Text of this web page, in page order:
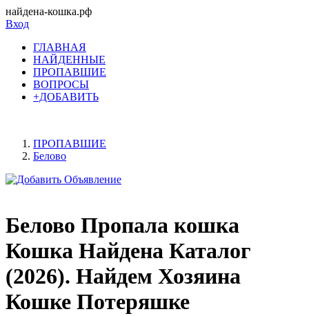
найдена-кошка.рф
Вход
ГЛАВНАЯ
НАЙДЕННЫЕ
ПРОПАВШИЕ
ВОПРОСЫ
+ДОБАВИТЬ
ПРОПАВШИЕ
Белово
Белово Пропала кошка
Кошка Найдена Каталог
(2026). Найдем Хозяина
Кошке Потеряшке